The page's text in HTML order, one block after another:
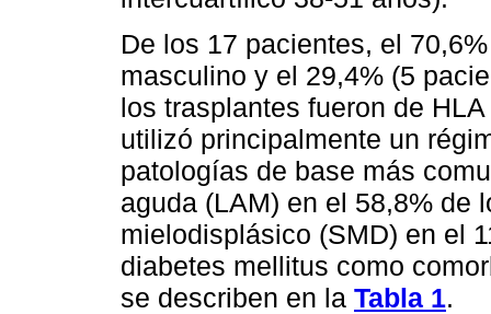
De los 17 pacientes, el
masculino y el 29,4% (5
los trasplantes fueron de
utilizó principalmente un
patologías de base más
aguda (LAM) en el 58,8% de
mielodisplásico (SMD) en el
diabetes mellitus como
se describen en la Tabla 1.